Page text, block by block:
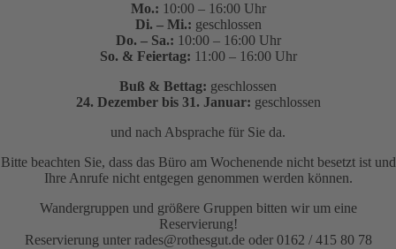
Mo.: 10:00 – 16:00 Uhr
Di. – Mi.: geschlossen
Do. – Sa.: 10:00 – 16:00 Uhr
So. & Feiertag: 11:00 – 16:00 Uhr
Buß & Bettag: geschlossen
24. Dezember bis 31. Januar: geschlossen
und nach Absprache für Sie da.
Bitte beachten Sie, dass das Büro am Wochenende nicht besetzt ist und
Ihre Anrufe nicht entgegen genommen werden können.
Wandergruppen und größere Gruppen bitten wir um eine
Reservierung!
Reservierung unter rades@rothesgut.de oder 0162 / 415 80 78